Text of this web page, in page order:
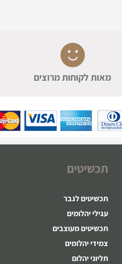
מאות לקוחות מרוצים
תכשיטים
תכשיטים לגבר
עגילי יהלומים
תכשיטים מעוצבים
צמידי יהלומים
תליוני יהלום